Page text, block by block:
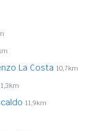
La Costa 10,7km
11,9km